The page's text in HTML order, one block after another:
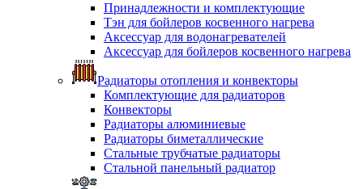
Принадлежности и комплектующие
Тэн для бойлеров косвенного нагрева
Аксессуар для водонагревателей
Аксессуар для бойлеров косвенного нагрева
Радиаторы отопления и конвекторы
Комплектующие для радиаторов
Конвекторы
Радиаторы алюминиевые
Радиаторы биметаллические
Стальные трубчатые радиаторы
Стальной панельный радиатор